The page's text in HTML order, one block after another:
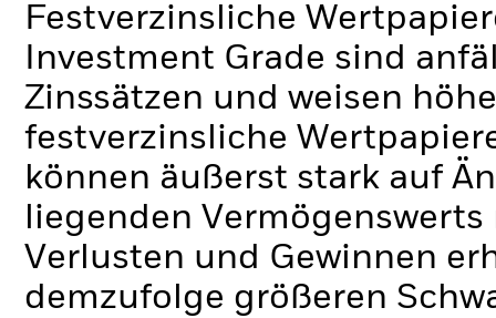
Festverzinsliche
Investment Grade sind
Zinssätzen und weisen
festverzinsliche
können äußerst stark auf
liegenden
Verlusten und Gewinnen
demzufolge größeren